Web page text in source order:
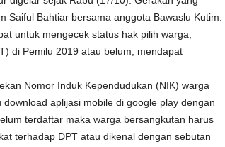
Saiful Bahtiar bersama anggota Bawaslu Kutim.
untuk mengecek status hak pilih warga,
di Pemilu 2019 atau belum, mendapat
Nomor Induk Kependudukan (NIK) warga
aplijasi mobile di google play dengan
terdaftar maka warga bersangkutan harus
terhadap DPT atau dikenal dengan sebutan